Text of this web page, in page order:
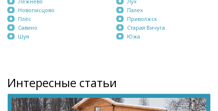
Новописцово
Плёс
Савино
Шуя
Палех
Приволжск
Старая Вичуга
Южа
Интересные статьи